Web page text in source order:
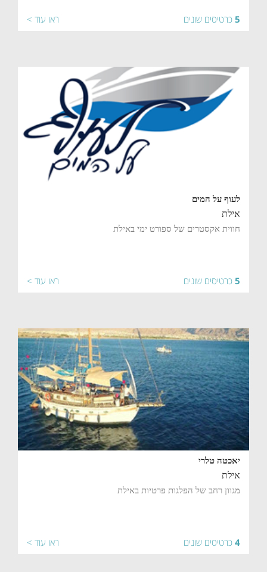
5 כרטיסים שונים ראו עוד >
לעוף על המים
אילת
חווית אקסטרים של ספורט ימי באילת
5 כרטיסים שונים ראו עוד >
יאכטה טלרי
אילת
מגוון רחב של הפלגות פרטיות באילת
4 כרטיסים שונים ראו עוד >